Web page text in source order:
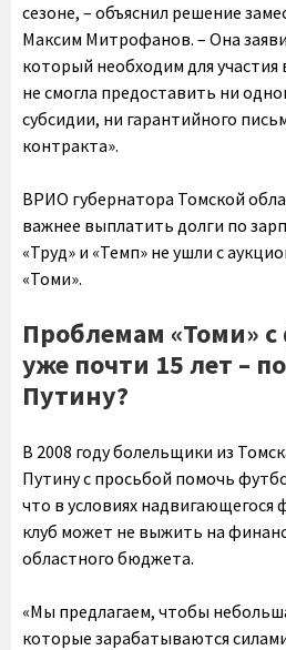
сезоне, – объяснил решение
Максим Митрофанов. – Она
который необходим для
не смогла предоставить ни
субсидии, ни гарантийного
контракта».
ВРИО губернатора Томской
важнее выплатить долги по
«Труд» и «Темп» не ушли с
«Томи».
Проблемам «Томи»
уже почти 15 лет –
Путину?
В 2008 году болельщики из
Путину с просьбой помочь
что в условиях надвигающегося
клуб может не выжить на
областного бюджета.
«Мы предлагаем, чтобы
которые зарабатываются